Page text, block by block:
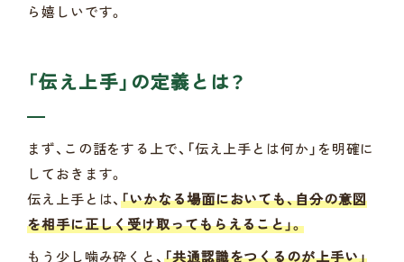
ら嬉しいです。
「伝え上手」の定義とは？
まず、この話をする上で、「伝え上手とは何か」を明確に
しておきます。
伝え上手とは、「いかなる場面においても、自分の意図
を相手に正しく受け取ってもらえること」。
もう少し噛み砕くと、「共通認識をつくるのが上手い」